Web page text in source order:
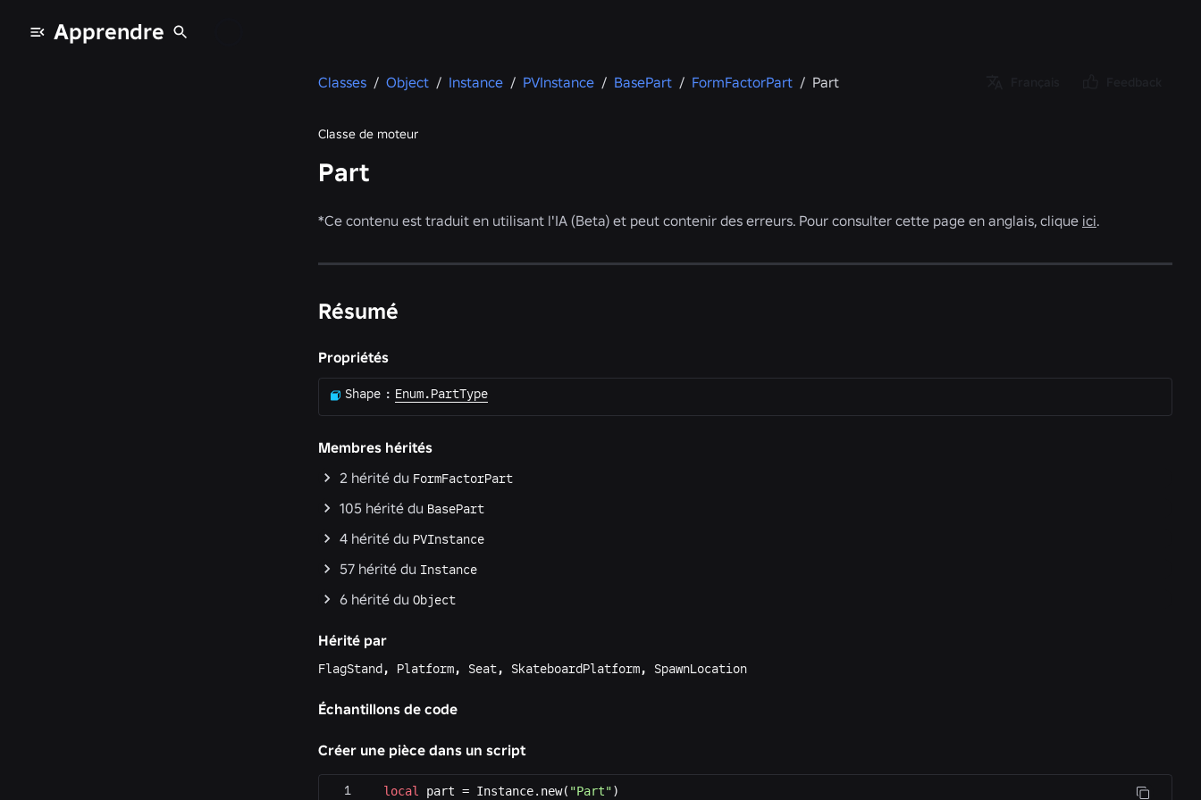
Apprendre
Classes / Object / Instance / PVInstance / BasePart / FormFactorPart / Part
Classe de moteur
Part
*Ce contenu est traduit en utilisant l'IA (Beta) et peut contenir des erreurs. Pour consulter cette page en anglais, clique ici.
Résumé
Propriétés
Shape : Enum.PartType
Membres hérités
2 hérité du FormFactorPart
105 hérité du BasePart
4 hérité du PVInstance
57 hérité du Instance
6 hérité du Object
Hérité par
FlagStand, Platform, Seat, SkateboardPlatform, SpawnLocation
Échantillons de code
Créer une pièce dans un script
local part = Instance.new( "Part"